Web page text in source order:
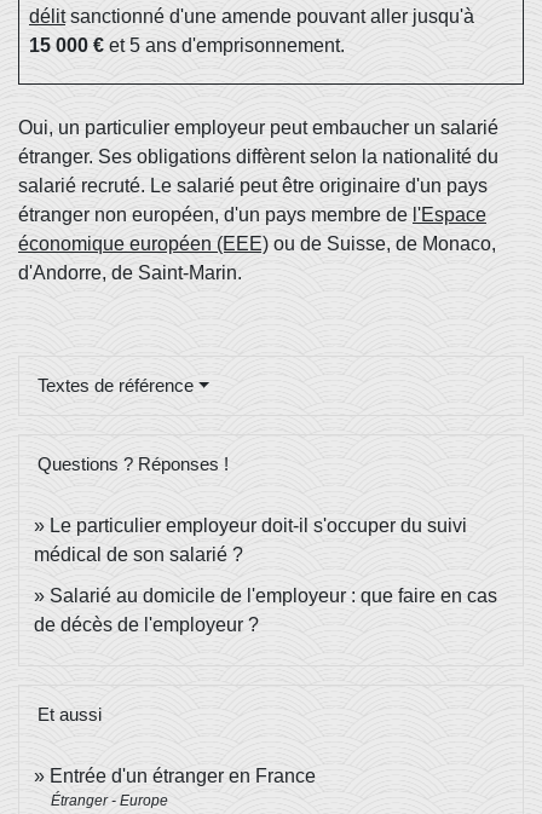
délitsanctionné d'une amende pouvant aller jusqu'à
15 000 € et 5 ans d'emprisonnement.
Oui, un particulier employeur peut embaucher un salarié
étranger. Ses obligations diffèrent selon la nationalité du
salarié recruté. Le salarié peut être originaire d'un pays
étranger non européen, d'un pays membre de l'Espace
économique européen (EEE) ou de Suisse, de Monaco,
d'Andorre, de Saint-Marin.
Textes de référence
Questions ? Réponses !
Le particulier employeur doit-il s'occuper du suivi
médical de son salarié ?
Salarié au domicile de l'employeur : que faire en cas
de décès de l'employeur ?
Et aussi
Entrée d'un étranger en France
Étranger - Europe